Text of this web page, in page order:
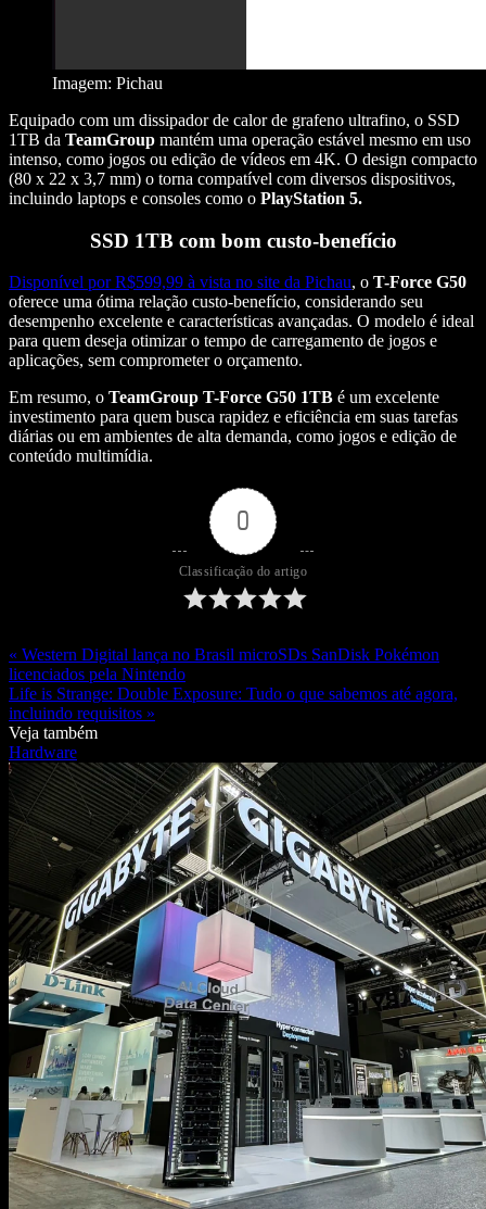
Imagem: Pichau
Equipado com um dissipador de calor de grafeno ultrafino, o SSD
1TB da TeamGroup mantém uma operação estável mesmo em uso
intenso, como jogos ou edição de vídeos em 4K. O design compacto
(80 x 22 x 3,7 mm) o torna compatível com diversos dispositivos,
incluindo laptops e consoles como o PlayStation 5.
SSD 1TB com bom custo-benefício
Disponível por R$599,99 à vista no site da Pichau, o T-Force G50
oferece uma ótima relação custo-benefício, considerando seu
desempenho excelente e características avançadas. O modelo é ideal
para quem deseja otimizar o tempo de carregamento de jogos e
aplicações, sem comprometer o orçamento.
Em resumo, o TeamGroup T-Force G50 1TB é um excelente
investimento para quem busca rapidez e eficiência em suas tarefas
diárias ou em ambientes de alta demanda, como jogos e edição de
conteúdo multimídia.
0
Classificação do artigo
« Western Digital lança no Brasil microSDs SanDisk Pokémon
licenciados pela Nintendo
Life is Strange: Double Exposure: Tudo o que sabemos até agora,
incluindo requisitos »
Veja também
Hardware